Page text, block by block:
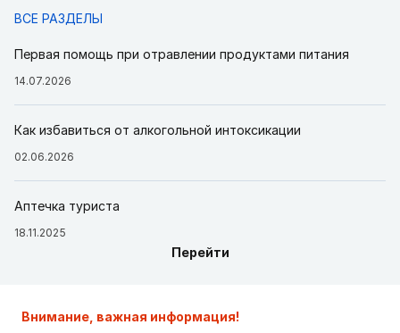
ВСЕ РАЗДЕЛЫ
Первая помощь при отравлении продуктами питания
14.07.2026
Как избавиться от алкогольной интоксикации
02.06.2026
Аптечка туриста
18.11.2025
Перейти
Внимание, важная информация!